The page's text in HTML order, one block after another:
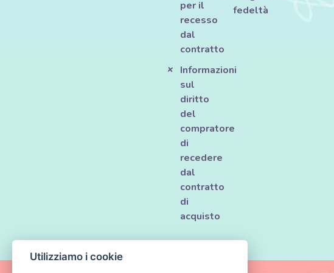
per il
recesso
dal
contratto
Informazioni
sul
diritto
del
compratore
di
recedere
dal
contratto
di
acquisto
fedeltà
Utilizziamo i cookie